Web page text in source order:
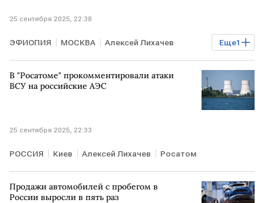
25 сентября 2025, 22:38
Еще1
ЭФИОПИЯ МОСКВА Алексей Лихачев
Росатом
В "Росатоме" прокомментировали атаки
ВСУ на российские АЭС
25 сентября 2025, 22:33
РОССИЯ Киев Алексей Лихачев Росатом
Продажи автомобилей с пробегом в
России выросли в пять раз